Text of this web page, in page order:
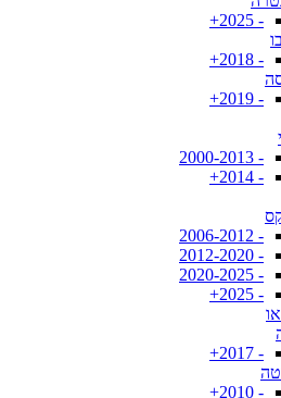
- 2025+
- 2018+
- 2019+
- 2000-2013
- 2014+
- 2006-2012
- 2012-2020
- 2020-2025
- 2025+
- 2017+
- 2010+